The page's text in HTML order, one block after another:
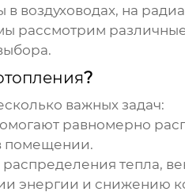
воздуховодах, на
рассмотрим
?
важных задач:
равномерно
помещении.
тепла,
энергии и снижению